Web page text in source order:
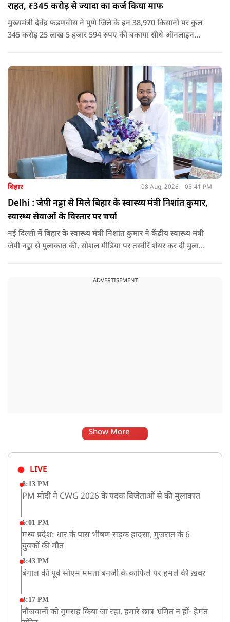
राहत, ₹345 करोड़ से ज्यादा का कर्ज किया माफ
मुख्यमंत्री देवेंद्र फडणवीस ने पुणे जिले के इन 38,970 किसानों पर कुल
345 करोड़ 25 लाख 5 हजार 594 रुपए की बकाया सीधे ऑनलाइन
बिहार 08 Aug, 2026 05:41 PM
Delhi : जेपी नड्डा से मिले बिहार के स्वास्थ्य मंत्री निशांत कुमार,
स्वास्थ्य सेवाओं के विस्तार पर चर्चा
नई दिल्ली में बिहार के स्वास्थ्य मंत्री निशांत कुमार ने केंद्रीय स्वास्थ्य मंत्री
जेपी नड्डा से मुलाकात की. सोशल मीडिया पर तस्वीरें शेयर कर दी मुलाकात
ADVERTISEMENT
Show More
LIVE
8:13 PM
PM मोदी ने CWG 2026 के पदक विजेताओं से की मुलाकात
6:01 PM
मध्य प्रदेश: धार के पास भीषण सड़क हादसा, गुजरात के 6
युवकों की मौत
3:43 PM
बंगाल की पूर्व सीएम ममता बनर्जी के काफिले पर हमले की ख़बर
3:17 PM
नौजवानों को गुमराह किया जा रहा, हमारे छात्र भ्रमित न हों- हेमंत